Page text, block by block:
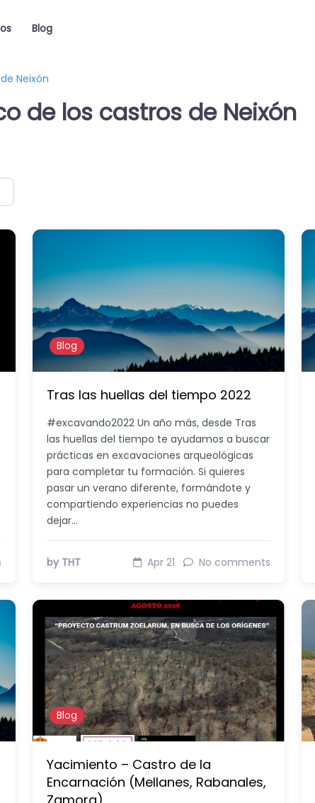
Blog
Neixón
de los castros de Neixón
Blog
Tras las huellas del tiempo 2022
#excavando2022 Un año más, desde Tras
las huellas del tiempo te ayudamos a buscar
prácticas en excavaciones arqueológicas
para completar tu formación. Si quieres
pasar un verano diferente, formándote y
compartiendo experiencias no puedes
dejar…
by THT Apr 21 No comments
Blog
Yacimiento – Castro de la
Encarnación (Mellanes, Rabanales,